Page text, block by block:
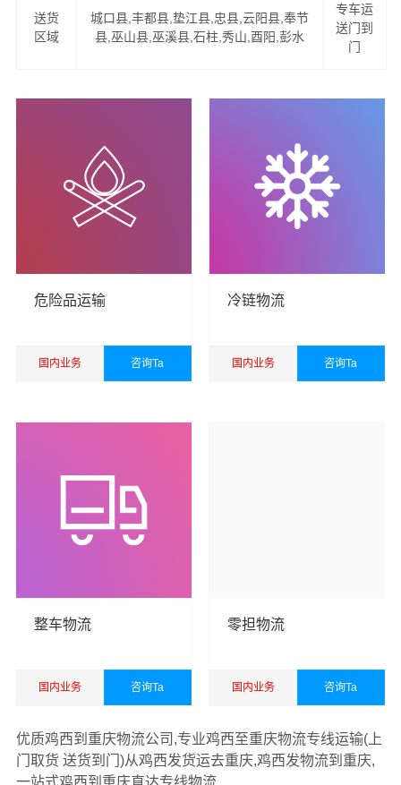
2、易碎物品特殊包装，量身定制木箱：如钢琴、红木家
具、古董、雕塑、艺术品、名贵字画等。
4、公司与中国太平洋财产保险、平安保险长期合作，一旦
货物出险将有专人全程负责处理理赔事宜，免除您的后顾
输，国际货物运输代理，仓储服务，装卸服务，搬运服
务，包装服务，企业管理咨询，商务咨询，自有汽车租
货运公司以珠三角，长三角和京津冀等区域为转运中心，
送货
区域
城口县,丰都县,垫江县,忠县,云阳县,奉节
县,巫山县,巫溪县,石柱,秀山,酉阳,彭水
专车运
送门到
门
危险品运输
国内业务 咨询Ta
冷链物流
国内业务 咨询Ta
整车物流
国内业务 咨询Ta
零担物流
国内业务 咨询Ta
优质鸡西到重庆物流公司,专业鸡西至重庆物流专线运输(上
门取货 送货到门)从鸡西发货运去重庆,鸡西发物流到重庆,